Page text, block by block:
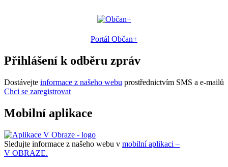
Portál Občan+
Přihlášení k odběru zpráv
Dostávejte informace z našeho webu prostřednictvím SMS a e-mailů
Chci se zaregistrovat
Mobilní aplikace
Sledujte informace z našeho webu v mobilní aplikaci –
V OBRAZE.